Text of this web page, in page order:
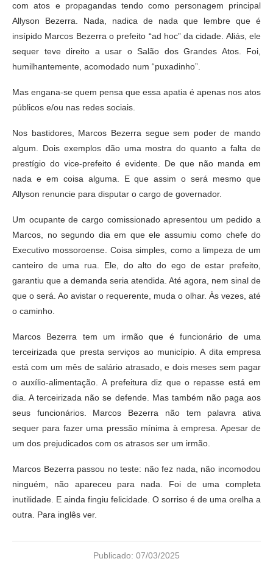
com atos e propagandas tendo como personagem principal
Allyson Bezerra. Nada, nadica de nada que lembre que é
insípido Marcos Bezerra o prefeito “ad hoc” da cidade. Aliás, ele
sequer teve direito a usar o Salão dos Grandes Atos. Foi,
humilhantemente, acomodado num “puxadinho”.
Mas engana-se quem pensa que essa apatia é apenas nos atos
públicos e/ou nas redes sociais.
Nos bastidores, Marcos Bezerra segue sem poder de mando
algum. Dois exemplos dão uma mostra do quanto a falta de
prestígio do vice-prefeito é evidente. De que não manda em
nada e em coisa alguma. E que assim o será mesmo que
Allyson renuncie para disputar o cargo de governador.
Um ocupante de cargo comissionado apresentou um pedido a
Marcos, no segundo dia em que ele assumiu como chefe do
Executivo mossoroense. Coisa simples, como a limpeza de um
canteiro de uma rua. Ele, do alto do ego de estar prefeito,
garantiu que a demanda seria atendida. Até agora, nem sinal de
que o será. Ao avistar o requerente, muda o olhar. Às vezes, até
o caminho.
Marcos Bezerra tem um irmão que é funcionário de uma
terceirizada que presta serviços ao município. A dita empresa
está com um mês de salário atrasado, e dois meses sem pagar
o auxílio-alimentação. A prefeitura diz que o repasse está em
dia. A terceirizada não se defende. Mas também não paga aos
seus funcionários. Marcos Bezerra não tem palavra ativa
sequer para fazer uma pressão mínima à empresa. Apesar de
um dos prejudicados com os atrasos ser um irmão.
Marcos Bezerra passou no teste: não fez nada, não incomodou
ninguém, não apareceu para nada. Foi de uma completa
inutilidade. E ainda fingiu felicidade. O sorriso é de uma orelha a
outra. Para inglês ver.
Publicado: 07/03/2025